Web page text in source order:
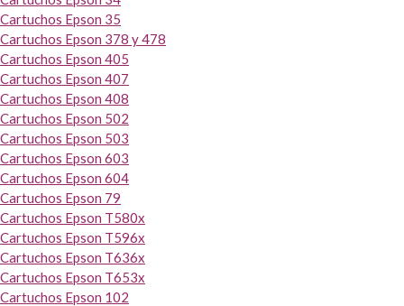
Cartuchos Epson 35
Cartuchos Epson 378 y 478
Cartuchos Epson 405
Cartuchos Epson 407
Cartuchos Epson 408
Cartuchos Epson 502
Cartuchos Epson 503
Cartuchos Epson 603
Cartuchos Epson 604
Cartuchos Epson 79
Cartuchos Epson T580x
Cartuchos Epson T596x
Cartuchos Epson T636x
Cartuchos Epson T653x
Cartuchos Epson 102